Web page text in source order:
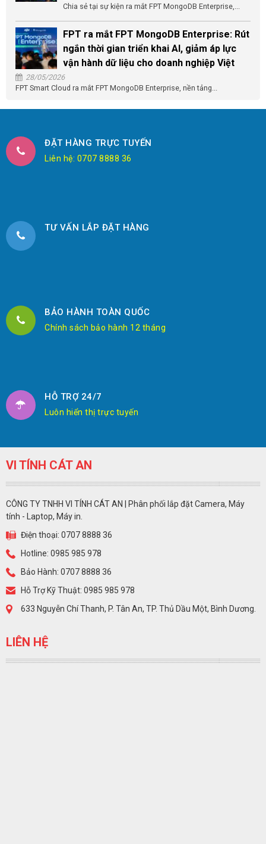
Chia sẻ tại sự kiện ra mắt FPT MongoDB Enterprise,...
FPT ra mắt FPT MongoDB Enterprise: Rút
ngắn thời gian triển khai AI, giảm áp lực
vận hành dữ liệu cho doanh nghiệp Việt
28/05/2026
FPT Smart Cloud ra mắt FPT MongoDB Enterprise, nền tảng...
ĐẶT HÀNG TRỰC TUYẾN
Liên hệ: 0707 8888 36
TƯ VẤN LẮP ĐẶT HÀNG
BẢO HÀNH TOÀN QUỐC
Chính sách bảo hành 12 tháng
HỖ TRỢ 24/7
Luôn hiển thị trực tuyến
VI TÍNH CÁT AN
CÔNG TY TNHH VI TÍNH CÁT AN | Phân phối lắp đặt Camera, Máy
tính - Laptop, Máy in.
Điện thoại: 0707 8888 36
Hotline: 0985 985 978
Bảo Hành: 0707 8888 36
Hỗ Trợ Kỹ Thuật: 0985 985 978
633 Nguyễn Chí Thanh, P. Tân An, TP. Thủ Dầu Một, Bình Dương.
LIÊN HỆ